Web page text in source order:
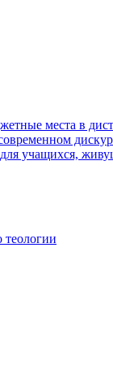
места в
учащихся,